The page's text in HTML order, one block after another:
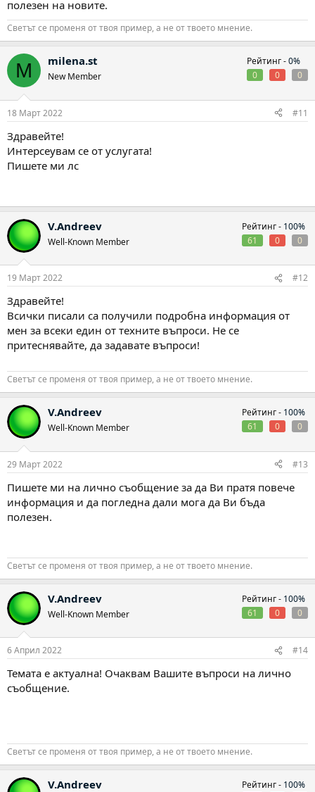
полезен на новите.
Светът се променя от твоя пример, а не от твоето мнение.
M milena.st
New Member
Рейтинг -0%
0
0 0
18 Март 2022 #11
Здравейте!
Интерсеувам се от услугата!
Пишете ми лс
V.Andreev
Well-Known Member
Рейтинг - 100%
61
0 0
19 Март 2022 #12
Здравейте!
Всички писали са получили подробна информация от
мен за всеки един от техните въпроси. Не се
притеснявайте, да задавате въпроси!
Светът се променя от твоя пример, а не от твоето мнение.
V.Andreev
Well-Known Member
Рейтинг - 100%
61
0 0
29 Март 2022 #13
Пишете ми на лично съобщение за да Ви пратя повече
информация и да погледна дали мога да Ви бъда
полезен.
Светът се променя от твоя пример, а не от твоето мнение.
V.Andreev
Well-Known Member
Рейтинг - 100%
61
0 0
6 Април 2022 #14
Темата е актуална! Очаквам Вашите въпроси на лично
съобщение.
Светът се променя от твоя пример, а не от твоето мнение.
V.Andreev Рейтинг - 100%